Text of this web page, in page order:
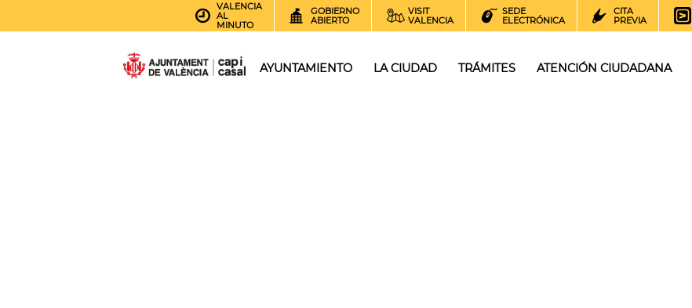
VALENCIA
AL
MINUTO
GOBIERNO
ABIERTO
VISIT
VALENCIA
SEDE
ELECTRÓNICA
CITA
PREVIA
AYUNTAMIENTO LA CIUDAD TRÁMITES ATENCIÓN CIUDADANA